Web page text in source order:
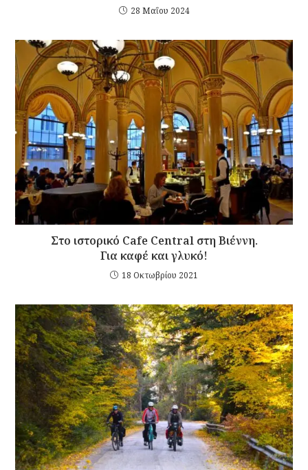
28 Μαΐου 2024
Στο ιστορικό Cafe Central στη Βιέννη.
Για καφέ και γλυκό!
18 Οκτωβρίου 2021